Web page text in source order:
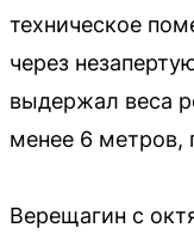
техническое
через
выдержал веса
менее 6 метров,
Верещагин с